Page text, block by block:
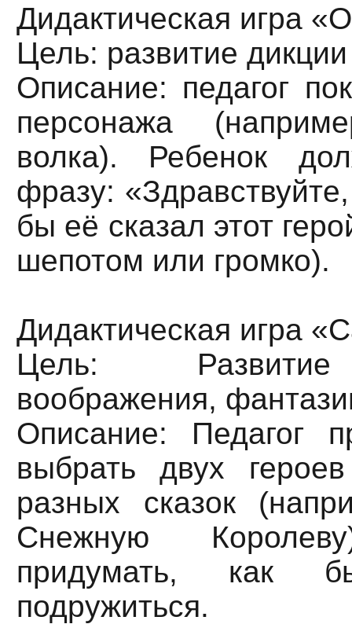
Дидактическая игра
Цель: развитие
Описание: педагог
персонажа
волка). Ребенок
фразу:
бы её сказал этот
шепотом или громко).
Дидактическая игра
Цель: Развитие
воображения,
Описание: Педагог
выбрать двух
разных сказок
Снежную
придумать, как
подружиться.